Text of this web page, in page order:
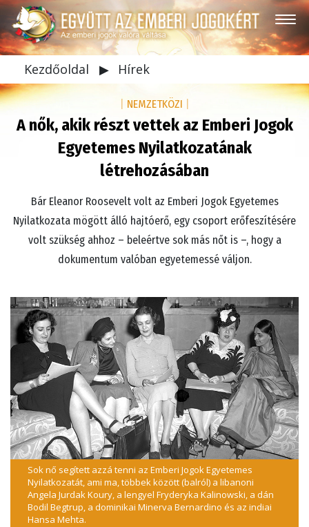
Kezdőoldal ▶ Hírek
NEMZETKÖZI
A nők, akik részt vettek az Emberi Jogok
Egyetemes Nyilatkozatának
létrehozásában
Bár Eleanor Roosevelt volt az Emberi Jogok Egyetemes
Nyilatkozata mögött álló hajtóerő, egy csoport erőfeszítésére
volt szükség ahhoz – beleértve sok más nőt is –, hogy a
dokumentum valóban egyetemessé váljon.
Sok nő segített azzá tenni az Emberi Jogok Egyetemes
Nyilatkozatát, ami ma, többek között (balról) a libanoni
Angela Jurdak Koury, a lengyel Fryderyka Kalinowski, a dán
Bodil Begtrup, a dominikai Minerva Bernardino és az indiai
Hansa Mehta.